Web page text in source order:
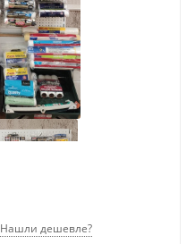
Нашли дешевле?